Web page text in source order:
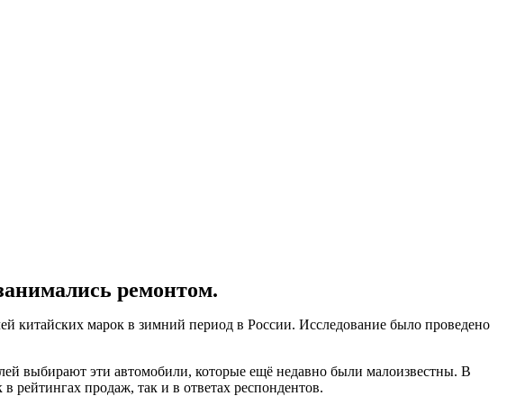
ремонтом.
китайских марок в зимний период в России. Исследование было проведено
выбирают эти автомобили, которые ещё недавно были малоизвестны. В
рейтингах продаж, так и в ответах респондентов.